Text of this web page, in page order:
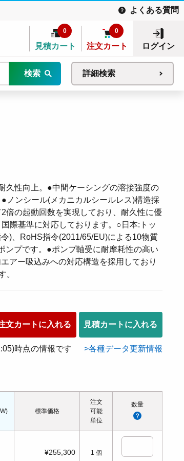
よくある質問
見積カート
0
注文カート
0
ログイン
検索 詳細検索
久性向上。●中間ケーシングの溶接強度の
ノンシール(メカニカルシールレス)構造採
倍の起動回数を実現しており、耐久性に優
際基準に対応しております。○日本:トッ
)、RoHS指令(2011/65/EU)による10物質
ンプです。●ポンプ軸受に耐摩耗性の高い
アー吸込みへの対応構造を採用しており
。
文カートに入れる 見積カートに入れる
時点の情報です 各種データ更新情報
標準価格
注文
可能
単位
数量
¥255,300 1 個